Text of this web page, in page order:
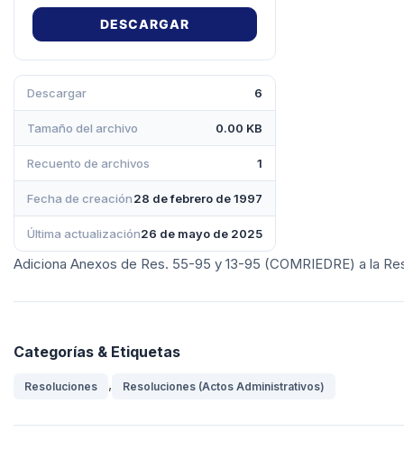
DESCARGAR
Descargar 6
Tamaño del archivo 0.00 KB
Recuento de archivos 1
Fecha de creación28 de febrero de 1997
Última actualización26 de mayo de 2025
Adiciona Anexos de Res. 55-95 y 13-95 (COMRIEDRE) a la
Categorías & Etiquetas
Resoluciones , Resoluciones (Actos Administrativos)